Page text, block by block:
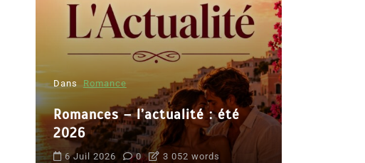
Dans Romance
Romances – l’actualité : été
2026
6 Juil 2026 0 3 052 words